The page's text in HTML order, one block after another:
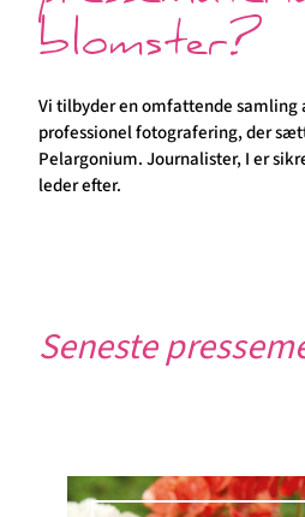
blomster?
Vi tilbyder en omfattende samling
professionel fotografering, der
Pelargonium. Journalister, I er
leder efter.
Seneste